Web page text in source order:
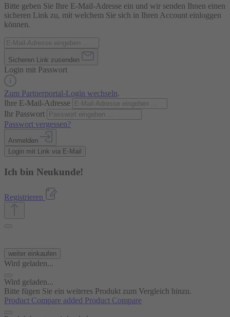
Bitte geben Sie Ihre E-Mail-Adresse ein und wir senden Ihnen einen
sicheren Link zu, mit welchem Sie sich in Ihren Account einloggen
können.
Sicheren Link zusenden
Login mit Passwort
Zum Partnerportal-Login wechseln.
Ihre E-Mail-Adresse
Ihr Passwort
Passwort vergessen?
Anmelden
Login mit Link via E-Mail
Ich bin Neukunde!
Registrieren
weiter einkaufen
Wird geladen...
Wird geladen...
Bitte fügen Sie ein weiteres Produkt zum Vergleich hinzu.
Product Compare added Product Compare